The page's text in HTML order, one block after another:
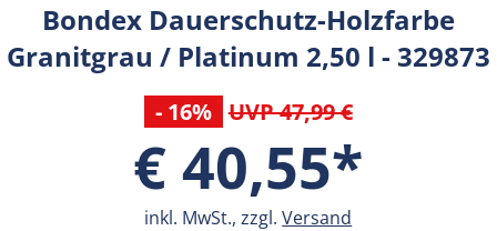
Bondex Dauerschutz-Holzfarbe
Granitgrau / Platinum 2,50 l - 329873
- 16% UVP 47,99 €
€ 40,55*
inkl. MwSt., zzgl.Versand